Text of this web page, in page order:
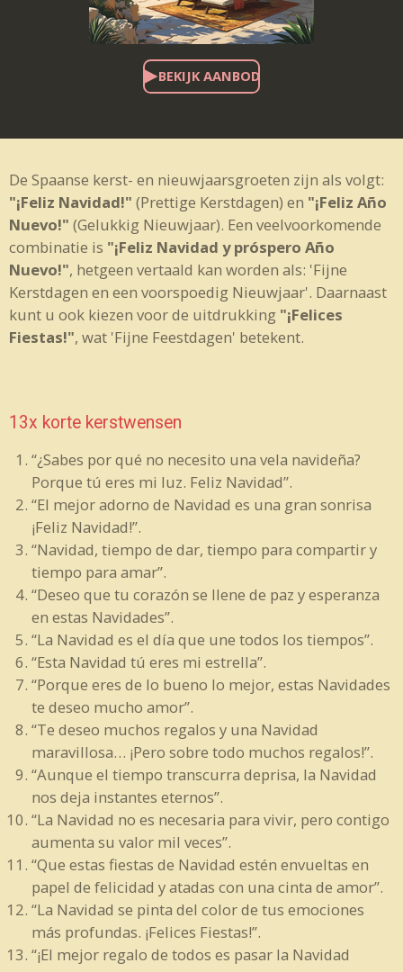
BEKIJK AANBOD
De Spaanse kerst- en nieuwjaarsgroeten zijn als volgt:
"¡Feliz Navidad!" (Prettige Kerstdagen) en "¡Feliz Año
Nuevo!" (Gelukkig Nieuwjaar). Een veelvoorkomende
combinatie is "¡Feliz Navidad y próspero Año
Nuevo!", hetgeen vertaald kan worden als: 'Fijne
Kerstdagen en een voorspoedig Nieuwjaar'. Daarnaast
kunt u ook kiezen voor de uitdrukking "¡Felices
Fiestas!", wat 'Fijne Feestdagen' betekent.
13x korte kerstwensen
“¿Sabes por qué no necesito una vela navideña?
Porque tú eres mi luz. Feliz Navidad”.
“El mejor adorno de Navidad es una gran sonrisa
¡Feliz Navidad!”.
“Navidad, tiempo de dar, tiempo para compartir y
tiempo para amar”.
“Deseo que tu corazón se llene de paz y esperanza
en estas Navidades”.
“La Navidad es el día que une todos los tiempos”.
“Esta Navidad tú eres mi estrella”.
“Porque eres de lo bueno lo mejor, estas Navidades
te deseo mucho amor”.
“Te deseo muchos regalos y una Navidad
maravillosa… ¡Pero sobre todo muchos regalos!”.
“Aunque el tiempo transcurra deprisa, la Navidad
nos deja instantes eternos”.
“La Navidad no es necesaria para vivir, pero contigo
aumenta su valor mil veces”.
“Que estas fiestas de Navidad estén envueltas en
papel de felicidad y atadas con una cinta de amor”.
“La Navidad se pinta del color de tus emociones
más profundas. ¡Felices Fiestas!”.
“¡El mejor regalo de todos es pasar la Navidad